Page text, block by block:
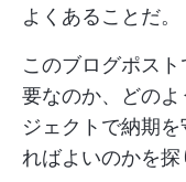
よくあることだ。
このブログポス
要なのか、どの
ジェクトで納期
ればよいのかを探